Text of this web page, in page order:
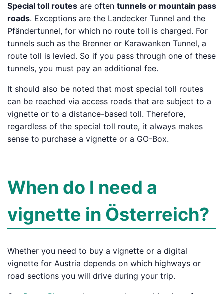
Special toll routes are often tunnels or mountain pass
roads. Exceptions are the Landecker Tunnel and the
Pfändertunnel, for which no route toll is charged. For
tunnels such as the Brenner or Karawanken Tunnel, a
route toll is levied. So if you pass through one of these
tunnels, you must pay an additional fee.
It should also be noted that most special toll routes
can be reached via access roads that are subject to a
vignette or to a distance-based toll. Therefore,
regardless of the special toll route, it always makes
sense to purchase a vignette or a GO-Box.
When do I need a
vignette in Österreich?
Whether you need to buy a vignette or a digital
vignette for Austria depends on which highways or
road sections you will drive during your trip.